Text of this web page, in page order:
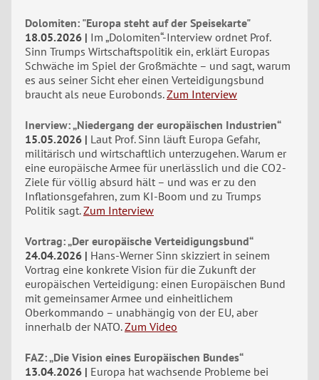
Dolomiten: "Europa steht auf der Speisekarte"
18.05.2026
Im „Dolomiten“-Interview ordnet Prof.
Sinn Trumps Wirtschaftspolitik ein, erklärt Europas
Schwäche im Spiel der Großmächte – und sagt, warum
es aus seiner Sicht eher einen Verteidigungsbund
braucht als neue Eurobonds. Zum Interview
Inerview: „Niedergang der europäischen Industrien“
15.05.2026
Laut Prof. Sinn läuft Europa Gefahr,
militärisch und wirtschaftlich unterzugehen. Warum er
eine europäische Armee für unerlässlich und die CO2-
Ziele für völlig absurd hält – und was er zu den
Inflationsgefahren, zum KI-Boom und zu Trumps
Politik sagt. Zum Interview
Vortrag: „Der europäische Verteidigungsbund“
24.04.2026
Hans-Werner Sinn skizziert in seinem
Vortrag eine konkrete Vision für die Zukunft der
europäischen Verteidigung: einen Europäischen Bund
mit gemeinsamer Armee und einheitlichem
Oberkommando – unabhängig von der EU, aber
innerhalb der NATO. Zum Video
FAZ: „Die Vision eines Europäischen Bundes“
13.04.2026
Europa hat wachsende Probleme bei